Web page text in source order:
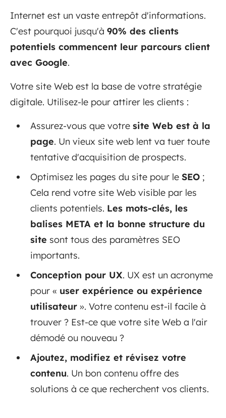
Internet est un vaste entrepôt d'informations.
C'est pourquoi jusqu'à 90% des clients
potentiels commencent leur parcours client
avec Google.
Votre site Web est la base de votre stratégie
digitale. Utilisez-le pour attirer les clients :
Assurez-vous que votre site Web est à la
page. Un vieux site web lent va tuer toute
tentative d'acquisition de prospects.
Optimisez les pages du site pour le SEO ;
Cela rend votre site Web visible par les
clients potentiels. Les mots-clés, les
balises META et la bonne structure du
site sont tous des paramètres SEO
importants.
Conception pour UX. UX est un acronyme
pour « user expérience ou expérience
utilisateur ». Votre contenu est-il facile à
trouver ? Est-ce que votre site Web a l'air
démodé ou nouveau ?
Ajoutez, modifiez et révisez votre
contenu. Un bon contenu offre des
solutions à ce que recherchent vos clients.